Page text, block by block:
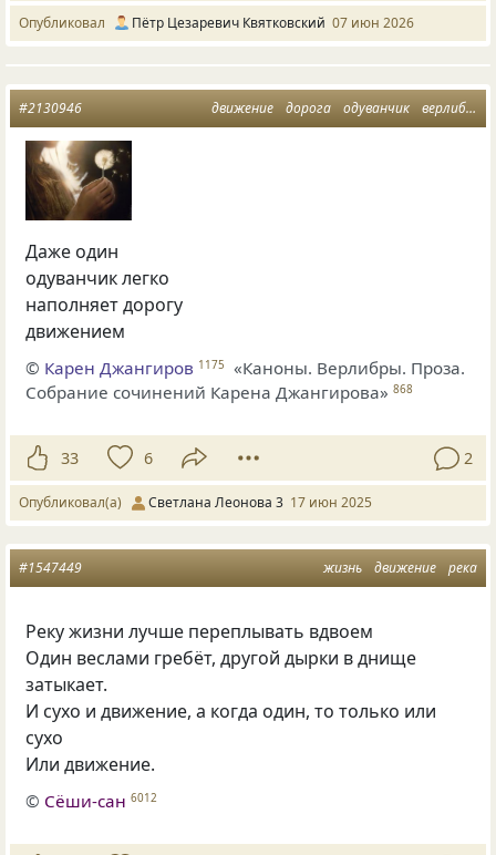
Опубликовал Пётр Цезаревич Квятковский 07 июн 2026
движение дорога одуванчик верлибры
#2130946
Даже один
одуванчик легко
наполняет дорогу
движением
© Карен Джангиров 1175
«Каноны. Верлибры. Проза.
Собрание сочинений Карена Джангирова» 868
33 6 2
Опубликовал(а) Светлана Леонова 3 17 июн 2025
жизнь движение река
#1547449
Реку жизни лучше переплывать вдвоем
Один веслами гребёт, другой дырки в днище
затыкает.
И сухо и движение, а когда один, то только или
сухо
Или движение.
© Сёши-сан 6012